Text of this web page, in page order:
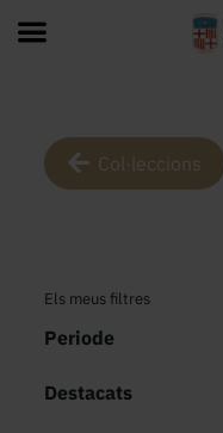
Col·leccions
Els meus filtres
Periode
Destacats